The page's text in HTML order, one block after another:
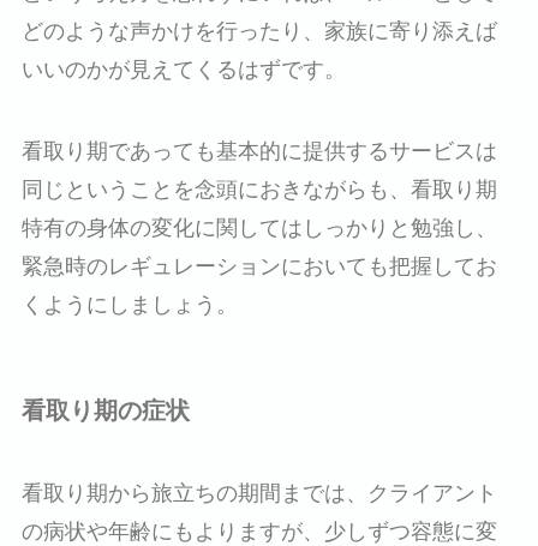
どのような声かけを行ったり、家族に寄り添えば
いいのかが見えてくるはずです。
看取り期であっても基本的に提供するサービスは
同じということを念頭におきながらも、看取り期
特有の身体の変化に関してはしっかりと勉強し、
緊急時のレギュレーションにおいても把握してお
くようにしましょう。
看取り期の症状
看取り期から旅立ちの期間までは、クライアント
の病状や年齢にもよりますが、少しずつ容態に変